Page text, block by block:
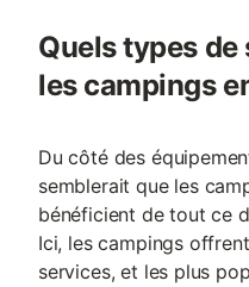
Quels types
les campings
Du côté des
semblerait que les
bénéficient de tout ce
Ici, les campings
services, et les plus